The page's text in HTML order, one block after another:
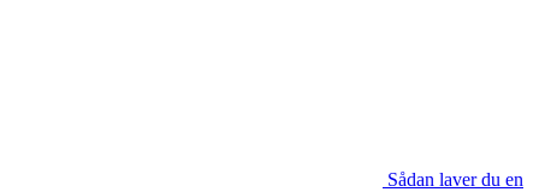
Sådan laver du en